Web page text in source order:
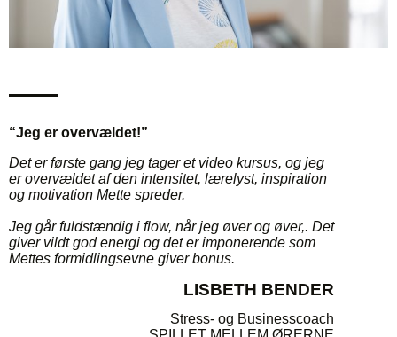
“Jeg er overvældet!”
Det er første gang jeg tager et video kursus, og jeg
er overvældet af den intensitet, lærelyst, inspiration
og motivation Mette spreder.
Jeg går fuldstændig i flow, når jeg øver og øver,. Det
giver vildt god energi og det er imponerende som
Mettes formidlingsevne giver bonus.
LISBETH BENDER
Stress- og Businesscoach